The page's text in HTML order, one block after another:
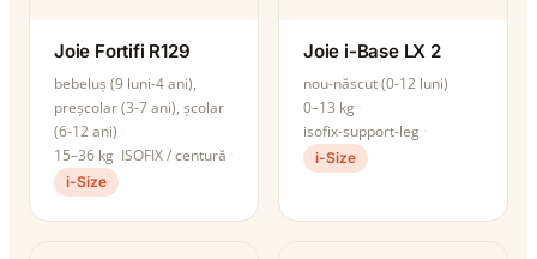
Joie Fortifi R129
bebeluș (9 luni-4 ani),
preșcolar (3-7 ani), școlar
(6-12 ani)
15–36 kg ISOFIX / centură
i-Size
Joie i-Base LX 2
nou-născut (0-12 luni)
0–13 kg
isofix-support-leg
i-Size